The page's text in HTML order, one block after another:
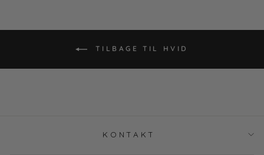
TILBAGE TIL HVID
KONTAKT